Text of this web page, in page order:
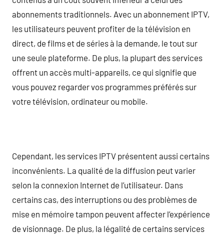
abonnements traditionnels. Avec un abonnement IPTV,
les utilisateurs peuvent profiter de la télévision en
direct, de films et de séries à la demande, le tout sur
une seule plateforme. De plus, la plupart des services
offrent un accès multi-appareils, ce qui signifie que
vous pouvez regarder vos programmes préférés sur
votre télévision, ordinateur ou mobile.
Cependant, les services IPTV présentent aussi certains
inconvénients. La qualité de la diffusion peut varier
selon la connexion Internet de l’utilisateur. Dans
certains cas, des interruptions ou des problèmes de
mise en mémoire tampon peuvent affecter l’expérience
de visionnage. De plus, la légalité de certains services